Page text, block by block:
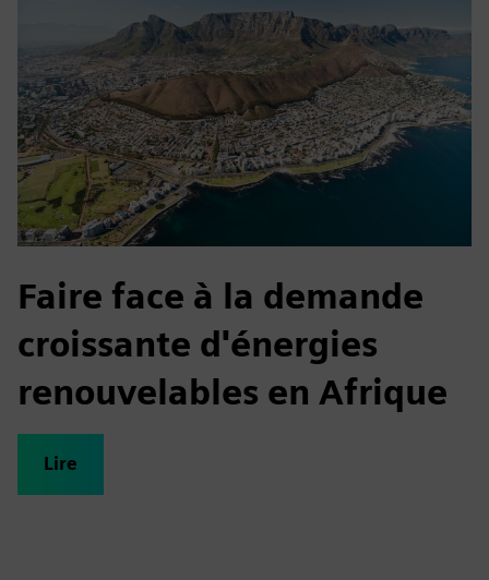
Faire face à la demande
croissante d'énergies
renouvelables en Afrique
Lire